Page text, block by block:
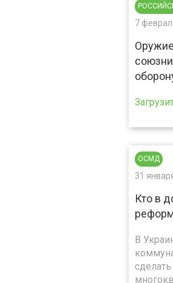
7
ОСМД
31
Кто в
В